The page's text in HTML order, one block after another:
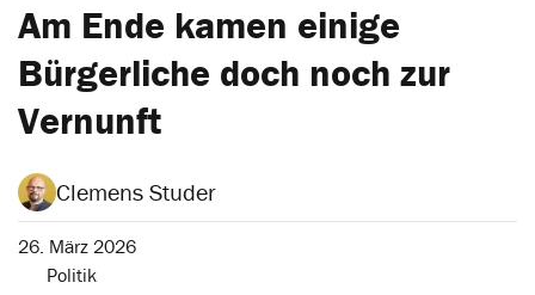
Am Ende kamen einige
Bürgerliche doch noch zur
Vernunft
Clemens Studer
26. März 2026
Politik